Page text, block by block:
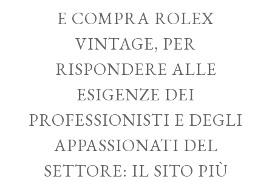
E COMPRA ROLEX
VINTAGE, PER
RISPONDERE ALLE
ESIGENZE DEI
PROFESSIONISTI E DEGLI
APPASSIONATI DEL
SETTORE: IL SITO PIÙ